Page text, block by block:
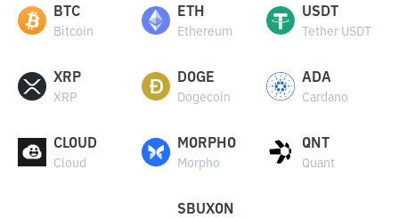
BTC
Bitcoin
ETH
Ethereum
USDT
Tether USDT
XRP
XRP
DOGE
Dogecoin
ADA
Cardano
CLOUD
Cloud
MORPHO
Morpho
QNT
Quant
SBUXON